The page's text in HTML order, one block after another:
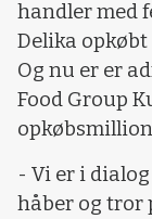
handler med
Delika
Og nu er er
Food Group
- Vi er i
håber og tror